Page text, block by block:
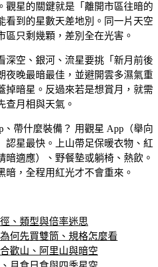
觀星的關鍵就是「離開市區往暗的
到的星數天差地別。同一片天空
區只剩幾顆，差別全在光害。
深空、銀河、流星要挑「新月前後
夜晚最暗最佳，並避開雲多濕氣重
掉暗星。反過來若是想賞月，就需
查月相與天氣。
帶什麼裝備？ 用觀星 App（舉向
認星最快。上山帶足保暖衣物、紅
暗適應）、野餐墊或躺椅、熱飲。
暗，全程用紅光才不會重來。
、類型與倍率迷思
何先買雙筒、規格怎麼看
歡山、阿里山與暗空